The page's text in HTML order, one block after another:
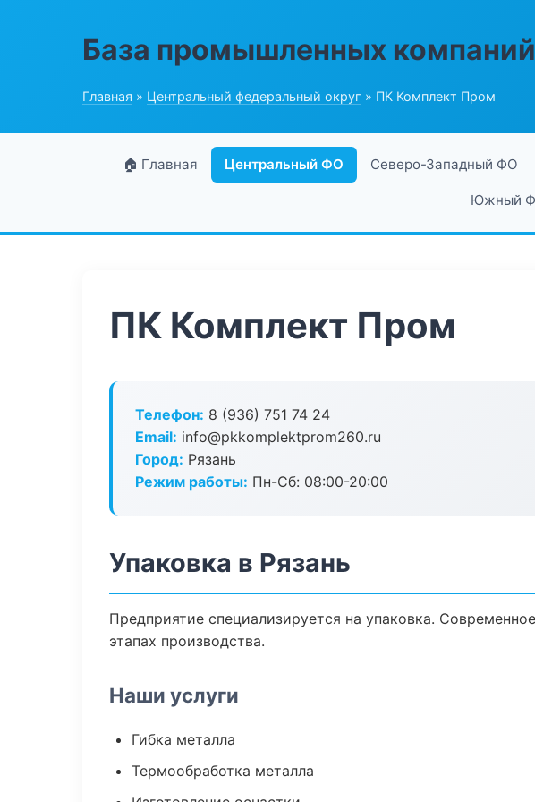
База промышленных компаний
Главная » Центральный федеральный округ » ПК Комплект Пром
🏠 Главная Центральный ФО Северо-Западный ФО
Южный
ПК Комплект Пром
Телефон: 8 (936) 751 74 24
Email: info@pkkomplektprom260.ru
Город: Рязань
Режим работы: Пн-Сб: 08:00-20:00
Упаковка в Рязань
Предприятие специализируется на упаковка.
этапах производства.
Наши услуги
Гибка металла
Термообработка металла